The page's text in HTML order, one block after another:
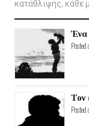
κατάθλιψης, κάθε
Ένα
Τον